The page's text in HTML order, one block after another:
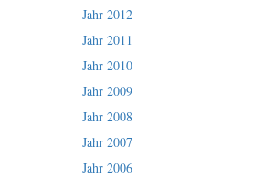
Jahr 2012
Jahr 2011
Jahr 2010
Jahr 2009
Jahr 2008
Jahr 2007
Jahr 2006